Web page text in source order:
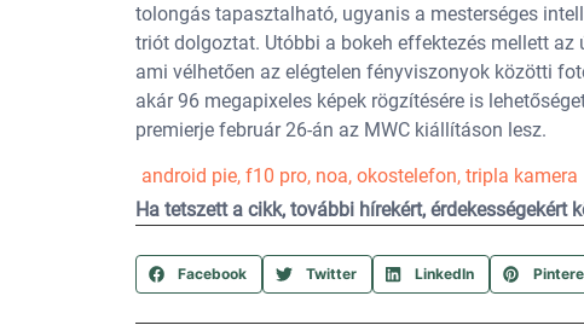
tolongás tapasztalható, ugyanis a mesterséges
triót dolgoztat. Utóbbi a bokeh effektezés mellett az
ami vélhetően az elégtelen fényviszonyok közötti
akár 96 megapixeles képek rögzítésére is
premierje február 26-án az MWC kiállításon lesz.
android pie, f10 pro, noa, okostelefon, tripla kamera
Ha tetszett a cikk, további hírekért, érdekességekért
Facebook Twitter LinkedIn